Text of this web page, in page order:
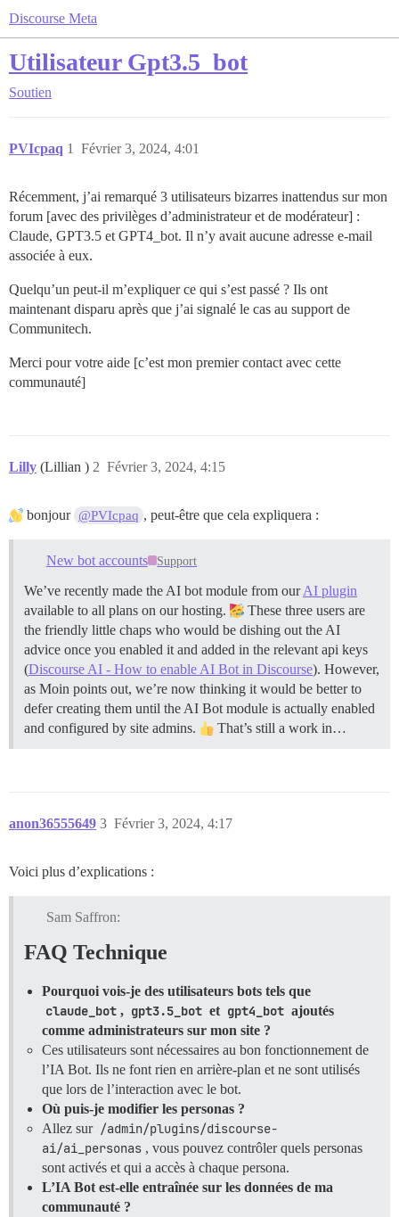
Discourse Meta
Utilisateur Gpt3.5_bot
Soutien
PVIcpaq Février 3, 2024, 4:01
1
Récemment, j’ai remarqué 3 utilisateurs bizarres inattendus sur mon
forum [avec des privilèges d’administrateur et de modérateur] :
Claude, GPT3.5 et GPT4_bot. Il n’y avait aucune adresse e-mail
associée à eux.
Quelqu’un peut-il m’expliquer ce qui s’est passé ? Ils ont
maintenant disparu après que j’ai signalé le cas au support de
Communitech.
Merci pour votre aide [c’est mon premier contact avec cette
communauté]
Lilly (Lillian ) Février 3, 2024, 4:15
2
bonjour @PVIcpaq , peut-être que cela expliquera :
New bot accounts Support
We’ve recently made the AI bot module from ourAI plugin
available to all plans on our hosting.
These three users are
the friendly little chaps who would be dishing out the AI
advice once you enabled it and added in the relevant api keys
(Discourse AI - How to enable AI Bot in Discourse). However,
as Moin points out, we’re now thinking it would be better to
defer creating them until the AI Bot module is actually enabled
and configured by site admins.
That’s still a work in…
anon36555649 Février 3, 2024, 4:17
3
Voici plus d’explications :
Sam Saffron:
FAQ Technique
Pourquoi vois-je des utilisateurs bots tels que
claude_bot , gpt3.5_bot et gpt4_bot ajoutés
comme administrateurs sur mon site ?
Ces utilisateurs sont nécessaires au bon fonctionnement de
l’IA Bot. Ils ne font rien en arrière-plan et ne sont utilisés
que lors de l’interaction avec le bot.
Où puis-je modifier les personas ?
Allez sur /admin/plugins/discourse-
ai/ai_personas , vous pouvez contrôler quels personas
sont activés et qui a accès à chaque persona.
L’IA Bot est-elle entraînée sur les données de ma
communauté ?